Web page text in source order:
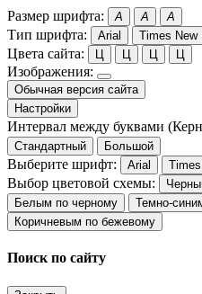
Размер шрифта: A A A
Тип шрифта: Arial Times New
Цвета сайта: Ц Ц Ц Ц
Изображения:
Обычная версия сайта
Настройки
Интервал между буквами
Стандартный
Большой
Выберите шрифт: Arial
Выбор цветовой схемы:
Белым по черному
Темно-
Коричневым по бежевому
Поиск по сайту